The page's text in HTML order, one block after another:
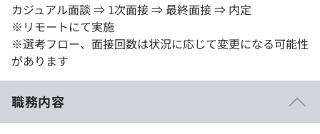
カジュアル面談 ⇒ 1次面接 ⇒ 最終面接 ⇒ 内定
※リモートにて実施
※選考フロー、面接回数は状況に応じて変更になる可能性
があります
職務内容